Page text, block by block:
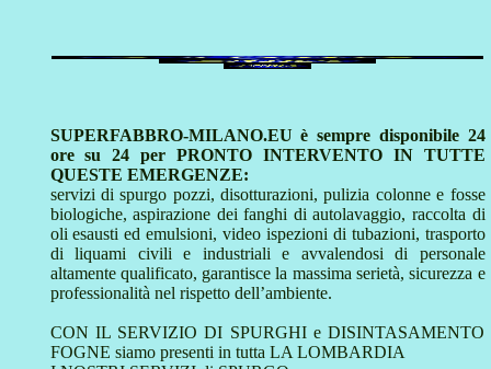
SUPERFABBRO-MILANO.EU è sempre disponibile 24
ore su 24 per PRONTO INTERVENTO IN TUTTE
QUESTE EMERGENZE:
servizi di spurgo pozzi, disotturazioni, pulizia colonne e fosse
biologiche, aspirazione dei fanghi di autolavaggio, raccolta di
oli esausti ed emulsioni, video ispezioni di tubazioni, trasporto
di liquami civili e industriali e avvalendosi di personale
altamente qualificato, garantisce la massima serietà, sicurezza e
professionalità nel rispetto dell’ambiente.
CON IL SERVIZIO DI SPURGHI e DISINTASAMENTO
FOGNE siamo presenti in tutta LA LOMBARDIA